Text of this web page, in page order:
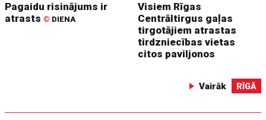
Pagaidu risinājums ir
atrasts © DIENA
Visiem Rīgas
Centrāltirgus gaļas
tirgotājiem atrastas
tirdzniecības vietas
citos paviljonos
Vairāk RĪGĀ